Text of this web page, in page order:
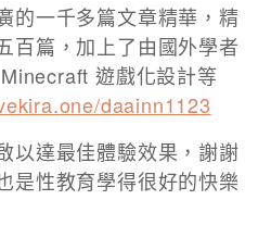
的一千多篇文章精華，精
百篇，加上了由國外學者
遊戲化設計等
daainn1123​
以達最佳體驗效果，謝謝
是性教育學得很好的快樂